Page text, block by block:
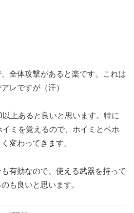
全体攻撃があると楽です。これは
レですが（汗）
上あると良いと思います。特に
ミを覚えるので、ホイミとベホ
変わってきます。
有効なので、使える武器を持って
も良いと思います。